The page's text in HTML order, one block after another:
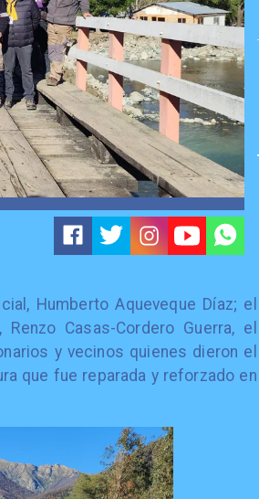
Humberto Aqueveque Díaz; el
Casas-Cordero Guerra, el
y vecinos quienes dieron el
que fue reparada y reforzado en